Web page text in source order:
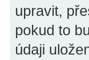
upravit,
pokud to
údaji